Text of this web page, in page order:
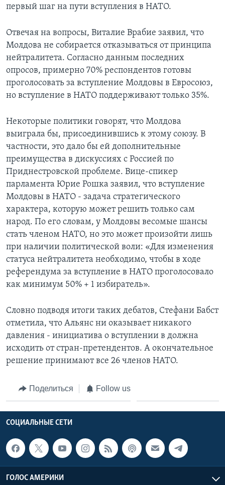
первый шаг на пути вступления в НАТО.
Отвечая на вопросы, Виталие Врабие заявил, что
Молдова не собирается отказываться от принципа
нейтралитета. Согласно данным последних
опросов, примерно 70% респондентов готовы
проголосовать за вступление Молдовы в Евросоюз,
но вступление в НАТО поддерживают только 35%.
Некоторые политики говорят, что Молдова
выиграла бы, присоединившись к этому союзу. В
частности, это дало бы ей дополнительные
преимущества в дискуссиях с Россией по
Приднестровской проблеме. Вице-спикер
парламента Юрие Рошка заявил, что вступление
Молдовы в НАТО - задача стратегического
характера, которую может решить только сам
народ. По его словам, у Молдовы весомые шансы
стать членом НАТО, но это может произойти лишь
при наличии политической воли: «Для изменения
статуса нейтралитета необходимо, чтобы в ходе
референдума за вступление в НАТО проголосовало
как минимум 50% + 1 избиратель».
Словно подводя итоги таких дебатов, Стефани Бабст
отметила, что Альянс ни оказывает никакого
давления - инициатива о вступлении в должна
исходить от стран-претендентов. А окончательное
решение принимают все 26 членов НАТО.
Поделиться Follow us
СОЦИАЛЬНЫЕ СЕТИ
ГОЛОС АМЕРИКИ